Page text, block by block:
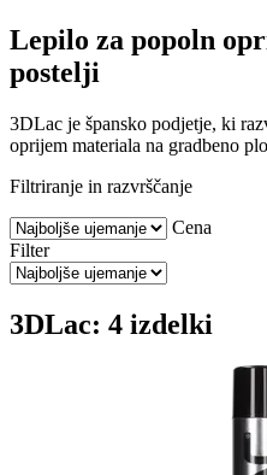
Lepilo za popoln
postelji
3DLac je špansko podjetje, ki
oprijem materiala na gradbeno
Filtriranje in razvrščanje
Cena
Filter
3DLac: 4 izdelki